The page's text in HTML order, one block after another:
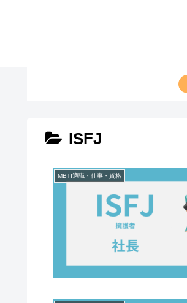
ISFJ
MBTI適職・仕事・資格